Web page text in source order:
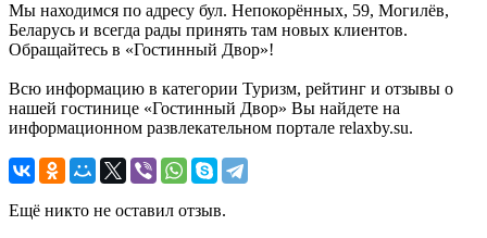
Мы находимся по адресу бул. Непокорённых, 59, Могилёв,
Беларусь и всегда рады принять там новых клиентов.
Обращайтесь в «Гостинный Двор»!
Всю информацию в категории Туризм, рейтинг и отзывы о
нашей гостинице «Гостинный Двор» Вы найдете на
информационном развлекательном портале relaxby.su.
Ещё никто не оставил отзыв.